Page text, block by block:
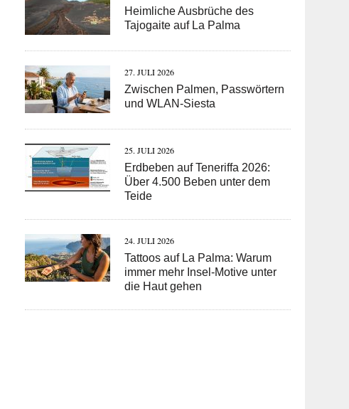
Heimliche Ausbrüche des
Tajogaite auf La Palma
27. JULI 2026
Zwischen Palmen, Passwörtern
und WLAN-Siesta
25. JULI 2026
Erdbeben auf Teneriffa 2026:
Über 4.500 Beben unter dem
Teide
24. JULI 2026
Tattoos auf La Palma: Warum
immer mehr Insel-Motive unter
die Haut gehen